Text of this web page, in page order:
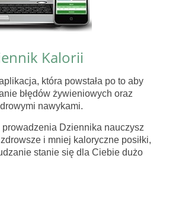
Kalorii
która powstała po to aby
błędów żywieniowych oraz
nawykami.
Dziennika nauczysz
i mniej kaloryczne posiłki,
stanie się dla Ciebie dużo